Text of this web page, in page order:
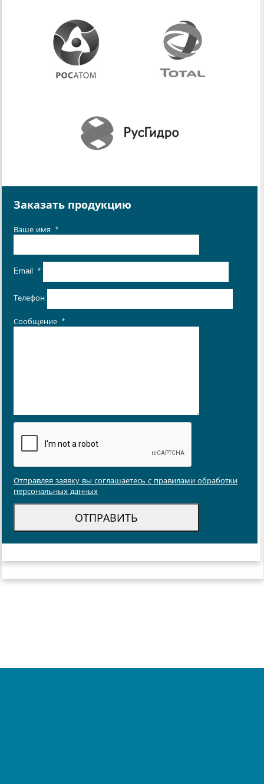
Заказать продукцию
Ваше имя *
Email *
Телефон
Сообщение *
Отправляя заявку вы соглашаетесь с правилами обработки
персональных данных